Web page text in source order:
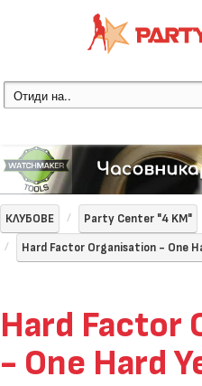
КЛУБОВЕ
Party Center "4 KM"
Hard Factor Organisation - One
Hard Factor
- One Hard